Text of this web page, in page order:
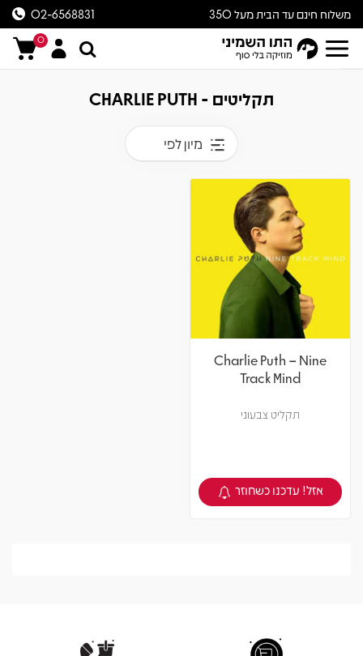
משלוח חינם עד הבית מעל 350
ש״ח
02-6568831
0
תקליטים - CHARLIE PUTH
מיון לפי
Charlie Puth – Nine
Track Mind
תקליט צבעוני
צפיה במוצר
אזל! עדכנו כשחוזר